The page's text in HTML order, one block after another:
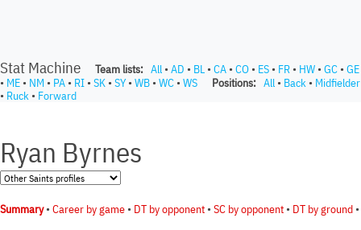
Stat Machine Team lists: All • AD • BL • CA • CO • ES • FR • HW • GC • GE
• ME • NM • PA • RI • SK • SY• WB • WC • WS Positions: All • Back • Midfielder
• Ruck • Forward